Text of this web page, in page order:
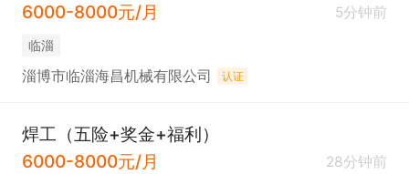
6000-8000元/月
5分钟前
临淄
淄博市临淄海昌机械有限公司 认证
焊工（五险+奖金+福利）
6000-8000元/月
28分钟前